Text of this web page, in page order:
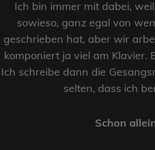
Ich bin immer mit dabei,
sowieso, ganz egal von
geschrieben hat, aber wir
komponiert ja viel am Klavier.
Ich schreibe dann die
selten, dass ich
Schon